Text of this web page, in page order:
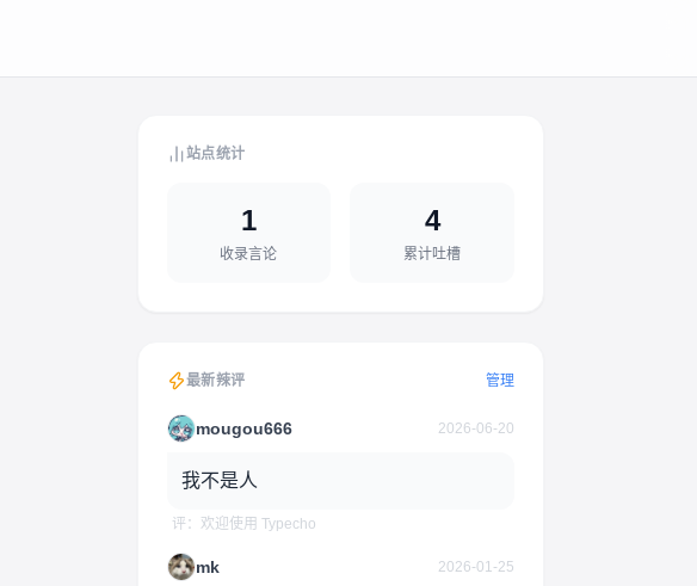
站点统计
1
收录言论
4
累计吐槽
最新辣评 管理
mougou666 2026-06-20
我不是人
评：欢迎使用 Typecho
mk 2026-01-25